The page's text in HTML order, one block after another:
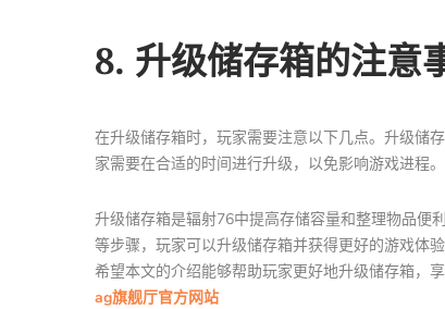
8. 升级储存箱的注意
在升级储存箱时，玩家需要注意以下几点。升级储
家需要在合适的时间进行升级，以免影响游戏进程
升级储存箱是辐射76中提高存储容量和整理物品便
等步骤，玩家可以升级储存箱并获得更好的游戏体
希望本文的介绍能够帮助玩家更好地升级储存箱，享
ag旗舰厅官方网站